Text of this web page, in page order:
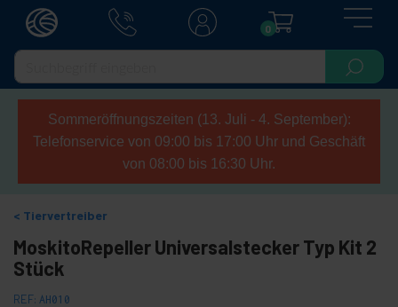
0
Sommeröffnungszeiten (13. Juli - 4. September):
Telefonservice von 09:00 bis 17:00 Uhr und Geschäft
von 08:00 bis 16:30 Uhr.
Tiervertreiber
MoskitoRepeller Universalstecker Typ Kit 2
Stück
REF: AH010